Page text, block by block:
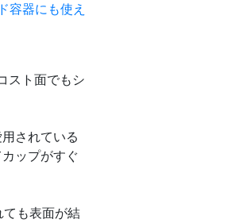
容器にも使え
スト面でもシ
されている
ップがすぐ
も表面が結